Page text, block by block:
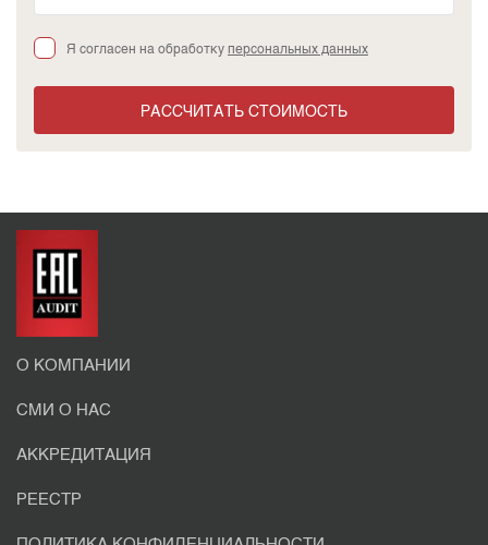
Я согласен на обработкуперсональных данных
РАССЧИТАТЬ СТОИМОСТЬ
О КОМПАНИИ
СМИ О НАС
АККРЕДИТАЦИЯ
РЕЕСТР